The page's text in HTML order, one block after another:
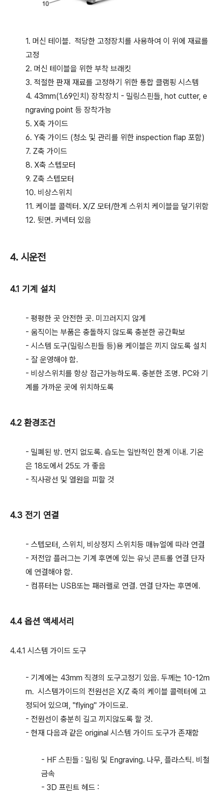
1. 머신 테이블. 적당한 고정장치를 사용하여 이 위에 재료를
고정
2. 머신 테이블을 위한 부착 브래킷
3. 적절한 판재 재료를 고정하기 위한 통합 클램핑 시스템
4. 43mm(1.69인치) 장착장치 - 밀링스핀들, hot cutter, e
ngraving point 등 장착가능
5. X축 가이드
6. Y축 가이드 (청소 및 관리를 위한 inspection flap 포함)
7. Z축 가이드
8. X축 스텝모터
9. Z축 스텝모터
10. 비상스위치
11. 케이블 콜렉터. X/Z 모터/한계 스위치 케이블을 덮기위함
12. 뒷면. 커넥터 있음
4. 시운전
4.1 기계 설치
- 평평한 곳 안전한 곳. 미끄러지지 않게
- 움직이는 부품은 충돌하지 않도록 충분한 공간확보
- 시스템 도구(밀링스핀들 등)용 케이블은 끼지 않도록 설치
- 잘 운영해야 함.
- 비상스위치를 항상 접근가능하도록. 충분한 조명. PC와 기
계를 가까운 곳에 위치하도록
4.2 환경조건
- 밀폐된 방. 먼지 없도록. 습도는 일반적인 한계 이내. 기온
은 18도에서 25도 가 좋음
- 직사광선 및 열원을 피할 것
4.3 전기 연결
- 스텝모터, 스위치, 비상정지 스위치등 매뉴얼에 따라 연결
- 저전압 플러그는 기계 후면에 있는 유닛 콘트롤 연결 단자
에 연결해야 함.
- 컴퓨터는 USB또는 패러랠로 연결. 연결 단자는 후면에.
4.4 옵션 액세서리
4.4.1 시스템 가이드 도구
- 기계에는 43mm 직경의 도구고정기 있음. 두께는 10-12m
m. 시스템가이드의 전원선은 X/Z 축의 케이블 콜렉터에 고
정되어 있으며, "flying" 가이드로.
- 전원선이 충분히 길고 끼지않도록 할 것.
- 현재 다음과 같은 original 시스템 가이드 도구가 존재함
- HF 스핀들 : 밀링 및 Engraving. 나무, 플라스틱. 비철
금속
- 3D 프린트 헤드 :